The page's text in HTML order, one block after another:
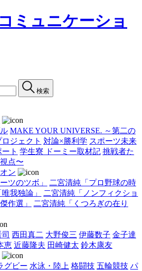
検索
MAKE YOUR UNIVERSE. ～第二の
ジェクト 対論×勝利学 スポーツ未来
ト 学生寮 ドーミー取材記 挑戦者た
点〜
ン
ツのツボ」
二宮清純「プロ野球の時
我独論」
二宮清純「ノンフィクショ
作選」
二宮清純「くつろぎの在り
西田真二 大野俊三 伊藤数子 金子達
恵 近藤隆夫 田崎健太 鈴木康友
グビー 水泳・陸上 格闘技 五輪競技 パ